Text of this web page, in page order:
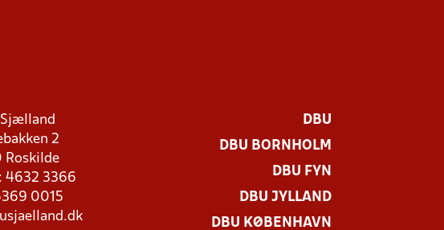
Sjælland
2
4632 3366
0015
DBU
DBU BORNHOLM
DBU FYN
DBU JYLLAND
DBU KØBENHAVN